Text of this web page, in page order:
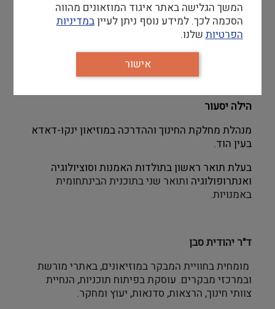
אמנית, אוצרת, מנהלת מחלקות החינוך במוזיאון פתח
תקוה לאמנות ובמוזיאון ראשונים לתולדות פתח תקוה.
ראשון באמנות וחינוך לאמנות
הילה יסעור
מנהלת מחלקת החינוך וההדרכה במוזיאון ינקו-דאדא
בעין הוד.
בעלת תואר ראשון בתולדות האמנות וסוציולוגיה
ואנתרופולוגיה ותואר שני בתוכנית הבינתחומית
באמנויות.
ד"ר יהודית סבן
מומחית בחוויית המבקר במוזיאונים, באתרי מורשת
ובמרכזי מבקרים. עוסקת בפיתוח תוכניות, הנחיית
צוותי חינוך, הרצאות, סדנאות, יעוץ ומחקר.
המשך הגלישה באתר איגוד המוזאונים מהווה
הסכמה לכך. למידע נוסף ניתן לעייןבמדיניות
הפרטיות שלנו.
אישור